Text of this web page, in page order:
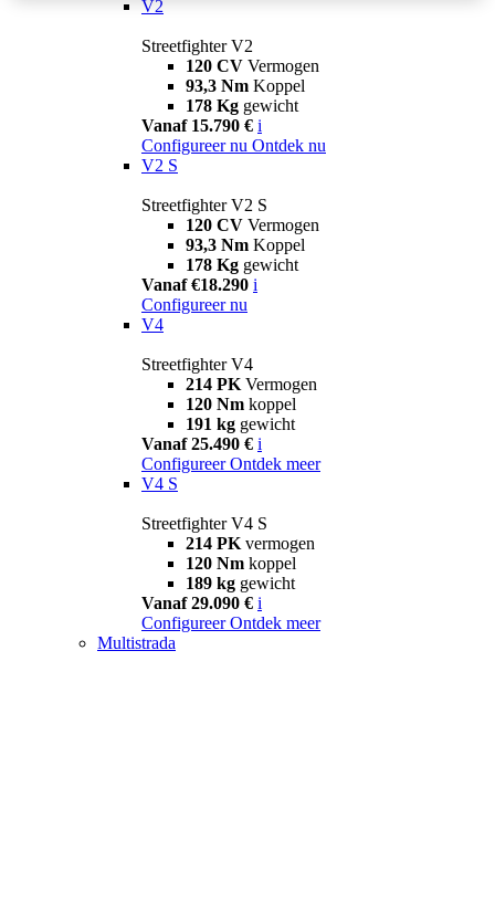
V2
Streetfighter V2
120 CV Vermogen
93,3 Nm Koppel
178 Kg gewicht
Vanaf 15.790 € i
Configureer nu Ontdek nu
V2 S
Streetfighter V2 S
120 CV Vermogen
93,3 Nm Koppel
178 Kg gewicht
Vanaf €18.290 i
Configureer nu
V4
Streetfighter V4
214 PK Vermogen
120 Nm koppel
191 kg gewicht
Vanaf 25.490 € i
Configureer Ontdek meer
V4 S
Streetfighter V4 S
214 PK vermogen
120 Nm koppel
189 kg gewicht
Vanaf 29.090 € i
Configureer Ontdek meer
Multistrada